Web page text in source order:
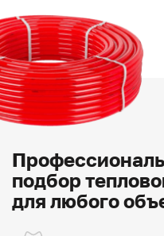
подбор
для любого